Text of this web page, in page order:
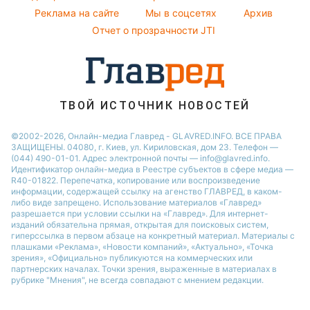
Настя Каменских
Новости моды
Советы от Андре Тана
Реклама на сайте
Мы в соцсетях
Архив
Отчет о прозрачности JTI
ТВОЙ ИСТОЧНИК НОВОСТЕЙ
©2002-2026, Онлайн-медиа Главред - GLAVRED.INFO. ВСЕ ПРАВА
ЗАЩИЩЕНЫ. 04080, г. Киев, ул. Кириловская, дом 23. Телефон —
(044) 490-01-01. Адрес электронной почты — info@glavred.info.
Идентификатор онлайн-медиа в Реестре cубъектов в сфере медиа —
R40-01822. Перепечатка, копирование или воспроизведение
информации, содержащей ссылку на агенство ГЛАВРЕД, в каком-
либо виде запрещено. Использование материалов «Главред»
разрешается при условии ссылки на «Главред». Для интернет-
изданий обязательна прямая, открытая для поисковых систем,
гиперссылка в первом абзаце на конкретный материал. Материалы с
плашками «Реклама», «Новости компаний», «Актуально», «Точка
зрения», «Официально» публикуются на коммерческих или
партнерских началах. Точки зрения, выраженные в материалах в
рубрике "Мнения", не всегда совпадают с мнением редакции.